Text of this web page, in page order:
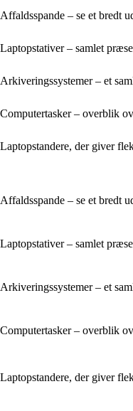
Affaldsspande – se et bredt
Laptopstativer – samlet
Arkiveringssystemer – et
Computertasker – overblik
Laptopstandere, der giver
Affaldsspande – se et bredt
Laptopstativer – samlet
Arkiveringssystemer – et
Computertasker – overblik
Laptopstandere, der giver